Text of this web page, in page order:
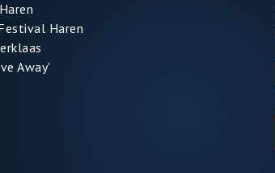
Haren
Away'